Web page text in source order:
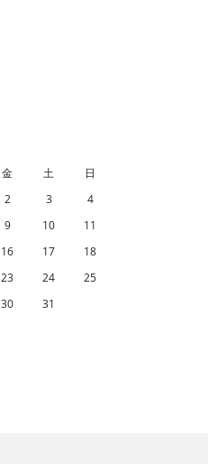
金 土
日
2 3
4
9 10
11
16 17
18
23 24
25
30
31